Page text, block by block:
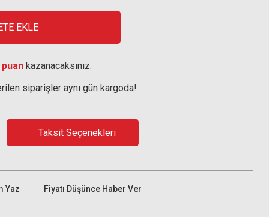
EKLE
kazanacaksınız.
siparişler aynı gün kargoda!
Taksit Seçenekleri
Yaz Fiyatı Düşünce Haber Ver